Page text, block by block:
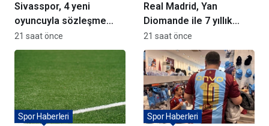
Sivasspor, 4 yeni
oyuncuyla sözleşme
imzaladı
21 saat önce
Real Madrid, Yan
Diomande ile 7 yıllık
sözleşme imzaladı
21 saat önce
Spor Haberleri Spor Haberleri